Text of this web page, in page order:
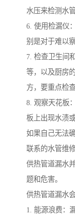
水压来检测水
6. 使用检漏仪
别是对于难以
7. 检查卫生间
等，以及厨房
方，要重点检查
8. 观察天花板
板上出现水渍
如果自己无法
联系的水管维
供热管道漏水
题和危害。
供热管道漏水
1. 能源浪费：